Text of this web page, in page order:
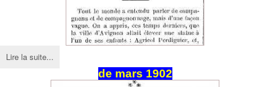
Lire la suite...
de mars 1902